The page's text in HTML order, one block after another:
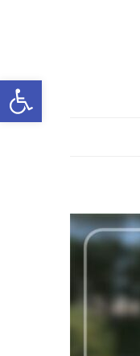
Otwórz